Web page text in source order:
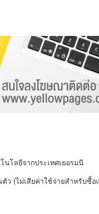
โลยีจากประเทศเยอรมนี
ว (ไม่เสียค่าใช้จ่ายสำหรับซื้